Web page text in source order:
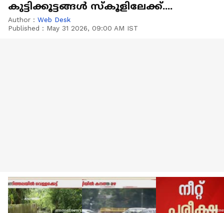
കുട്ടിക്കൂട്ടങ്ങൾ സ്കൂളിലേക്ക്....
Author : Web Desk
Published : May 31 2026, 09:00 AM IST